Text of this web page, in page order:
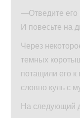
—Отведите его
И повесьте на
Через
темных
потащили его к
словно куль с
На следующий